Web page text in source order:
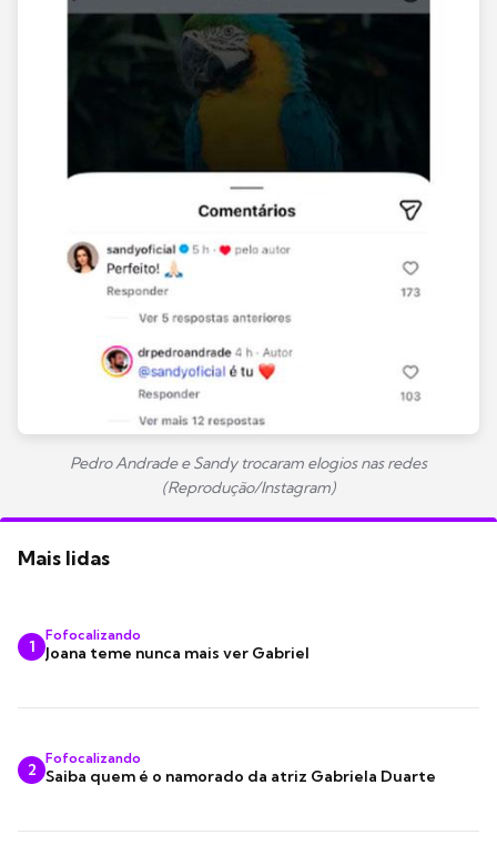
Pedro Andrade e Sandy trocaram elogios nas redes
(Reprodução/Instagram)
Mais lidas
1
Fofocalizando
Joana teme nunca mais ver Gabriel
2
Fofocalizando
Saiba quem é o namorado da atriz Gabriela Duarte